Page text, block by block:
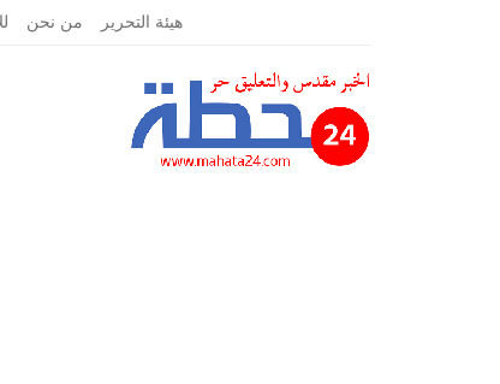
هيئة التحرير من نحن